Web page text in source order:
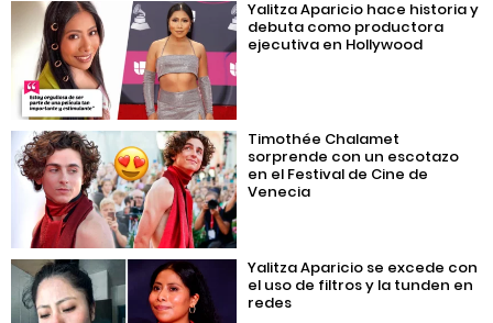
Yalitza Aparicio hace historia y
debuta como productora
ejecutiva en Hollywood
Timothée Chalamet
sorprende con un escotazo
en el Festival de Cine de
Venecia
Yalitza Aparicio se excede con
el uso de filtros y la tunden en
redes